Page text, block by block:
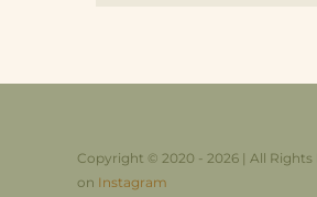
Copyright © 2020 - 2026 | All Rights
on Instagram